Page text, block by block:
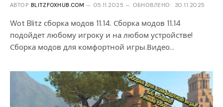
АВТОР BLITZFOXHUB.COM 05.11.2025 ОБНОВЛЕНО: 30.11.2025
Wot Blitz сборка модов 11.14. Сборка модов 11.14
подойдет любому игроку и на любом устройстве!
Сборка модов для комфортной игры.Видео…